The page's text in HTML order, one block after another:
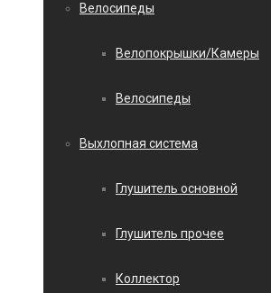
Велосипеды
Велопокрышки/Камеры
Велосипеды
Выхлопная система
Глушитель основной
Глушитель прочее
Коллектор